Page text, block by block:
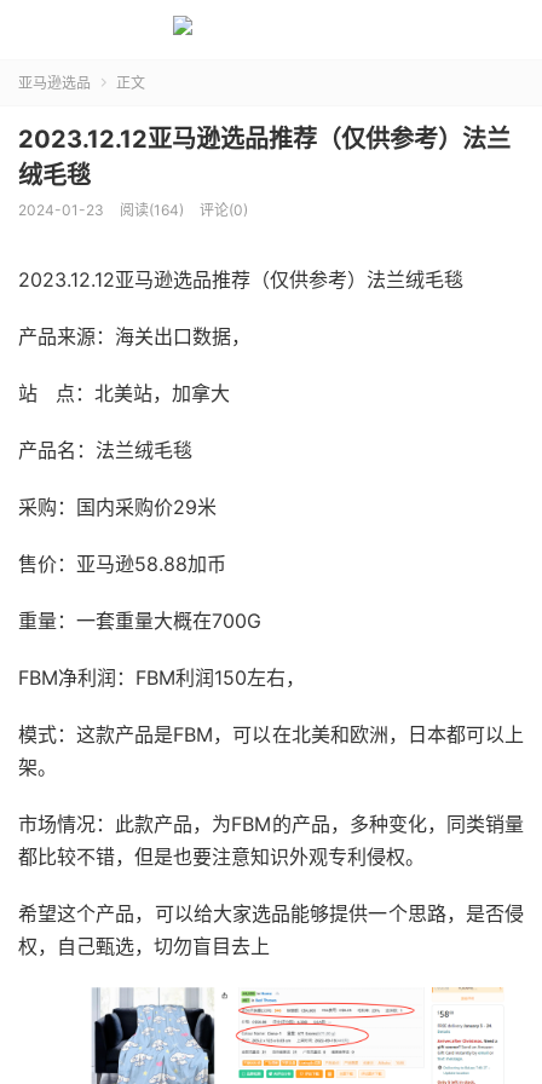
亚马逊选品  正文
2023.12.12亚马逊选品推荐（仅供参考）法兰
绒毛毯
2024-01-23 阅读(164) 评论(0)
2023.12.12亚马逊选品推荐（仅供参考）法兰绒毛毯
产品来源：海关出口数据，
站 点：北美站，加拿大
产品名：法兰绒毛毯
采购：国内采购价29米
售价：亚马逊58.88加币
重量：一套重量大概在700G
FBM净利润：FBM利润150左右，
模式：这款产品是FBM，可以在北美和欧洲，日本都可以上
架。
市场情况：此款产品，为FBM的产品，多种变化，同类销量
都比较不错，但是也要注意知识外观专利侵权。
希望这个产品，可以给大家选品能够提供一个思路，是否侵
权，自己甄选，切勿盲目去上